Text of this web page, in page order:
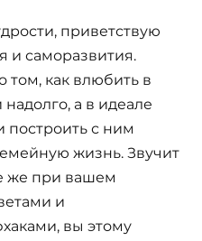
приветствую
и саморазвития.
том, как влюбить в
а в идеале
построить с ним
жизнь. Звучит
же при вашем
и
вы этому